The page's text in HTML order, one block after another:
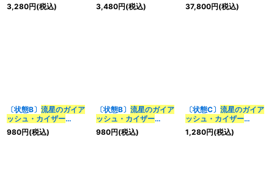
ー 【SR】{ART183/5}
《多》
3,280円(税込)
ュ・カイザー』【サプラ
イ】{-}
3,480円(税込)
{P77/Y21}《多》
37,800円(税込)
〔状態B〕 流星のガイア
ッシュ・カイザー
【SR】
{22RP2TR7/TR10}
980円(税込)
〔状態B〕 流星のガイア
ッシュ・カイザー
【SR】
{22RP1TR6/TR10}
980円(税込)
〔状態C〕 流星のガイア
ッシュ・カイザー
【SR】
{24EX1PR4/PR5}
1,280円(税込)